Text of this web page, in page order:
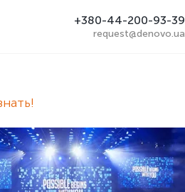
+380-44-200-93-39
request@denovo.ua